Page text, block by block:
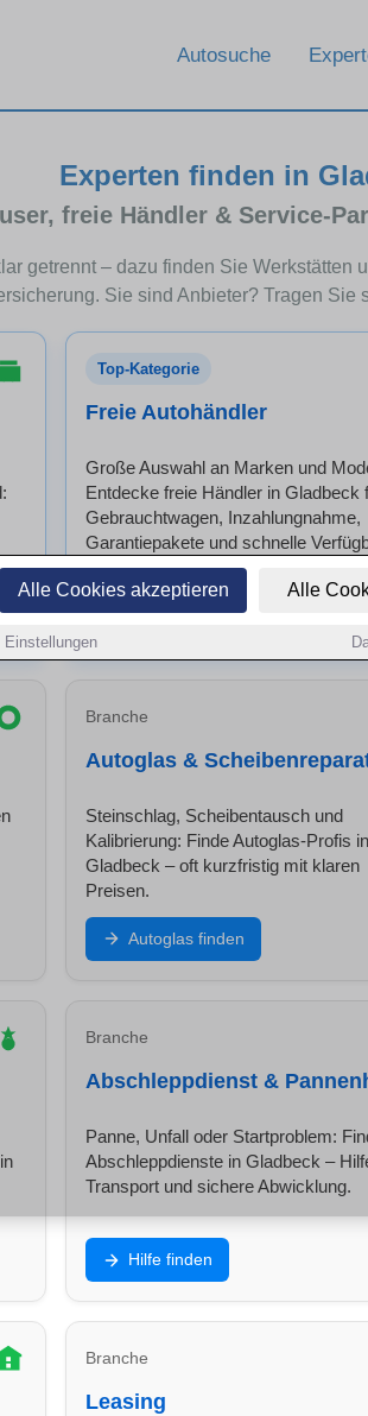
Alle Cookies akzeptieren Alle
Einstellungen
Autosuche
Experten finden in
freie Händler & Service-
getrennt – dazu finden Sie Werkstätten
Sie sind Anbieter? Tragen
Top-Kategorie
Freie Autohändler
Große Auswahl an Marken und
Entdecke freie Händler in Gladbeck
Gebrauchtwagen, Inzahlungnahme,
Garantiepakete und schnelle
Händler finden
Branche
Autoglas &
Steinschlag, Scheibentausch und
Kalibrierung: Finde Autoglas-Profis in
Gladbeck – oft kurzfristig mit klaren
Preisen.
Autoglas finden
Branche
Abschleppdienst &
Panne, Unfall oder Startproblem:
Abschleppdienste in Gladbeck –
Transport und sichere Abwicklung.
Hilfe finden
Branche
Leasing